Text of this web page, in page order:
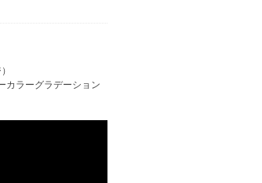
カラーグラデーション